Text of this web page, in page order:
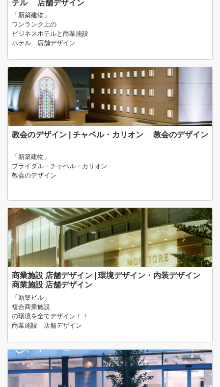
テル 店舗デザイン
「新築建物」
ワンランク上の
ビジネスホテルと商業施設
ホテル 店舗デザイン
教会のデザイン | チャペル・カリオン 教会のデザイン
「新築建物」
ブライダル・チャペル・カリオン
教会のデザイン
商業施設 店舗デザイン | 環境デザイン・内装デザイン
商業施設 店舗デザイン
「新築ビル」
複合商業施設
の環境を全てデザイン！！
商業施設 店舗デザイン